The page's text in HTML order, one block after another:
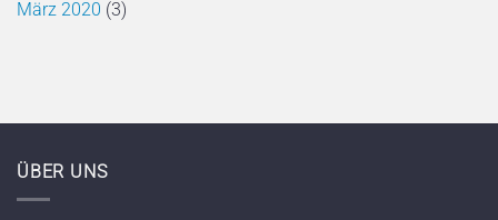
März 2020 (3)
ÜBER UNS